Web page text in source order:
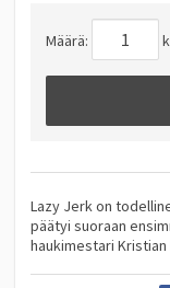
Määrä:
Lazy Jerk on
päätyi suoraan
haukimestari